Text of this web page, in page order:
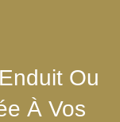
Ou
À Vos